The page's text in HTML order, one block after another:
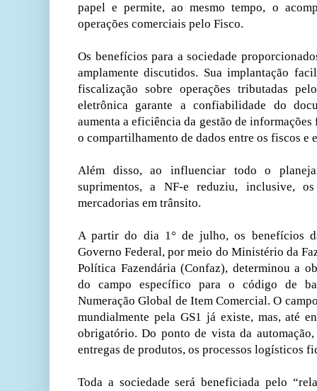
papel e permite, ao mesmo tempo, o
operações comerciais pelo Fisco.
Os benefícios para a sociedade
amplamente discutidos. Sua implantação
fiscalização sobre operações tributadas
eletrônica garante a confiabilidade do
aumenta a eficiência da gestão de
o compartilhamento de dados entre os fiscos e
Além disso, ao influenciar todo o
suprimentos, a NF-e reduziu, inclusive,
mercadorias em trânsito.
A partir do dia 1° de julho, os benefícios
Governo Federal, por meio do Ministério da
Política Fazendária (Confaz), determinou a
do campo específico para o código de
Numeração Global de Item Comercial. O
mundialmente pela GS1 já existe, mas, até
obrigatório. Do ponto de vista da
entregas de produtos, os processos logísticos
Toda a sociedade será beneficiada pelo